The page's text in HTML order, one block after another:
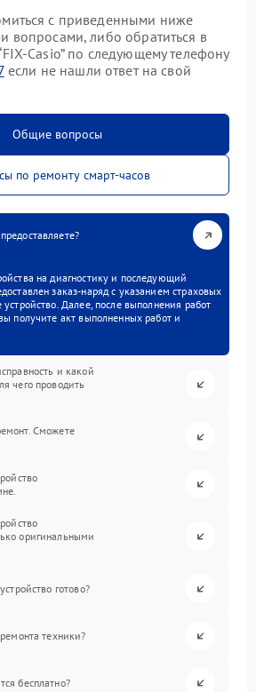
с приведенными ниже
вопросами, либо обратиться в
Casio” по следующему телефону
если не нашли ответ на свой
Общие вопросы
по ремонту смарт-часов
на диагностику и последующий
заказ-наряд с указанием страховых
устройство. Далее, после выполнения работ
получите акт выполненных работ и
и какой
чего проводить
Сможете
оригинальными
готово?
техники?
бесплатно?